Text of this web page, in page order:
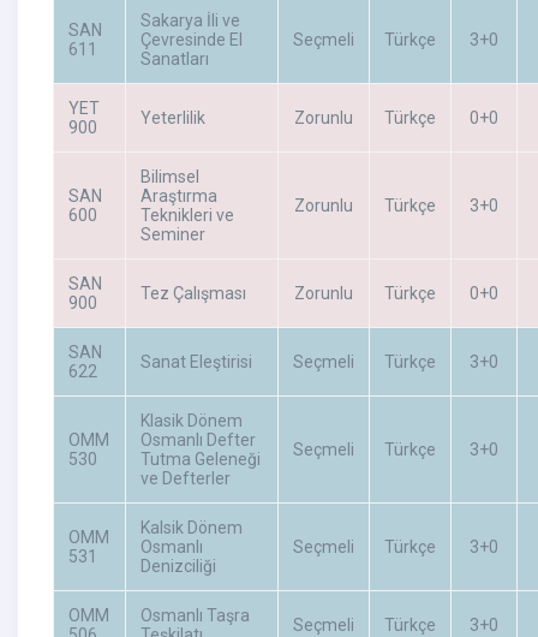
SAN
611
Sakarya İli ve
Çevresinde El
Sanatları
Seçmeli Türkçe 3+0
YET
900
Yeterlilik Zorunlu Türkçe 0+0
SAN
600
Bilimsel
Araştırma
Teknikleri ve
Seminer
Zorunlu Türkçe 3+0
SAN
900
Tez Çalışması Zorunlu Türkçe 0+0
SAN
622
Sanat Eleştirisi Seçmeli Türkçe 3+0
OMM
530
Klasik Dönem
Osmanlı Defter
Tutma Geleneği
ve Defterler
Seçmeli Türkçe 3+0
OMM
531
Kalsik Dönem
Osmanlı
Denizciliği
Seçmeli Türkçe 3+0
OMM
Osmanlı Taşra
Seçmeli Türkçe 3+0